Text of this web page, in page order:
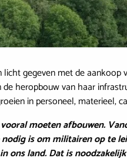
gegeven met de aankoop
heropbouw van haar
in personeel, materieel,
moeten afbouwen.
is om militairen op te
ons land. Dat is